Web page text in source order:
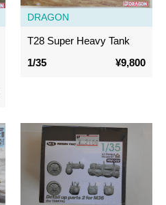
DRAGON
T28 Super Heavy Tank
1/35
¥9,800